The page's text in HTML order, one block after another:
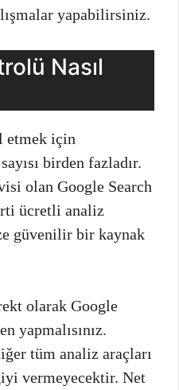
yapabilirsiniz.
Nasıl
etmek için
birden fazladır.
olan Google Search
ücretli analiz
güvenilir bir kaynak
olarak Google
yapmalısınız.
tüm analiz araçları
vermeyecektir. Net